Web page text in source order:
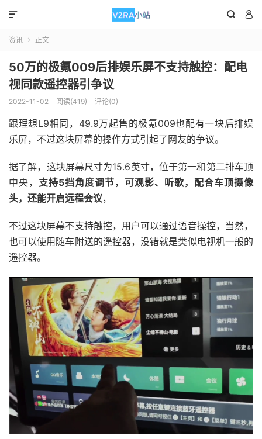
 

资讯  正文
50万的极氪009后排娱乐屏不支持触控：配电
视同款遥控器引争议
2022-11-02 阅读(419) 评论(0)
跟理想L9相同，49.9万起售的极氪009也配有一块后排娱
乐屏，不过这块屏幕的操作方式引起了网友的争议。
据了解，这块屏幕尺寸为15.6英寸，位于第一和第二排车顶
中央， 支持5挡角度调节，可观影、听歌，配合车顶摄像
头，还能开启远程会议，
不过这块屏幕不支持触控，用户可以通过语音操控，当然，
也可以使用随车附送的遥控器，没错就是类似电视机一般的
遥控器。